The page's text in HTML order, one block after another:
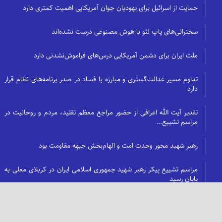
حمایت از اسرائیل برای یهودیان جوان آمریکایی اهمیت کمتری دارد
سخنرانی‌های پاپ لئو با هوش مصنوعی درست نشده‌اند
ملت ایران برای دشمن آمریکایی درس‌های فراموش‌نشدنی دارد
تداوم مسیر عدالت‌گستری و مبارزه با فساد در صدر برنامه‌های نظام قرار
دارد
تقدیر آیت الله اعرافی از حضور مراجع معظم تقلید، مردم و روحانیت در
مراسم تشییع…
رهبر شهید محور وحدت امت و الهام‌بخش جبهه مقاومت بود
مراسم تشییع پیکر رهبر شهید جمهوری اسلامی ایران در کربلای معلی به
پایان رسید